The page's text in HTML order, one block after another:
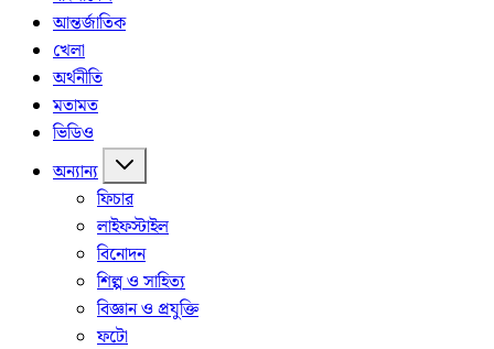
আন্তর্জাতিক
খেলা
অর্থনীতি
মতামত
ভিডিও
অন্যান্য
ফিচার
লাইফস্টাইল
বিনোদন
শিল্প ও সাহিত্য
বিজ্ঞান ও প্রযুক্তি
ফটো